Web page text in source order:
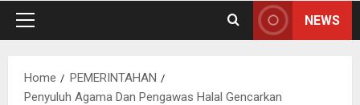
Primary
NEWS
Home
PEMERINTAHAN
Penyuluh Agama Dan Pengawas Halal Gencarkan